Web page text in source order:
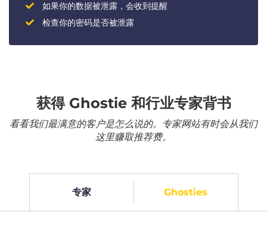
如果你的数据被泄露，会收到提醒
检查你的密码是否被泄露
获得 Ghostie 和行业专家背书
看看我们最满意的客户是怎么说的。专家网站有时会从我们
这里赚取推荐费。
专家 Ghosties